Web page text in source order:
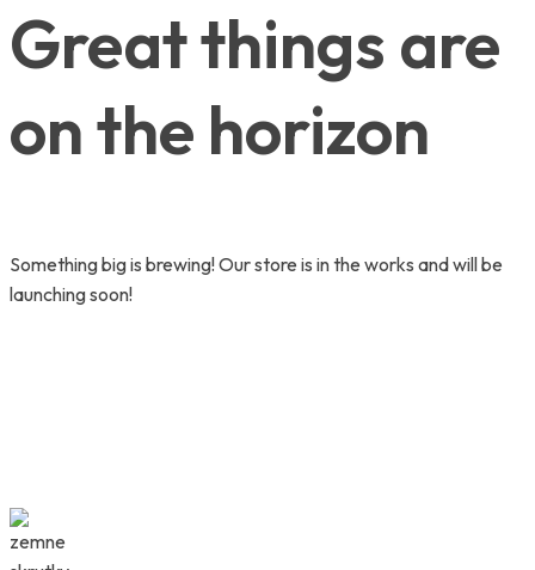
Great things are
on the horizon
Something big is brewing! Our store is in the works and will be
launching soon!